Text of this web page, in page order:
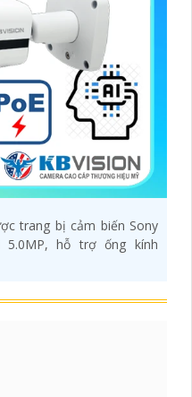
trang bị cảm biến Sony
5.0MP, hỗ trợ ống kính